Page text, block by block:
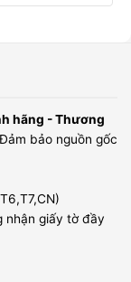
hãng - Thương
bảo nguồn gốc
nhận giấy tờ đầy